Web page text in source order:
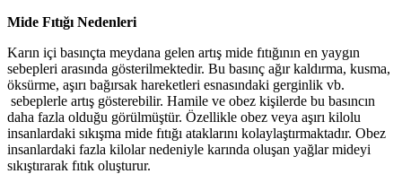
Mide Fıtığı Nedenleri
Karın içi basınçta meydana gelen artış mide fıtığının en yaygın
sebepleri arasında gösterilmektedir. Bu basınç ağır kaldırma, kusma,
öksürme, aşırı bağırsak hareketleri esnasındaki gerginlik vb.
sebeplerle artış gösterebilir. Hamile ve obez kişilerde bu basıncın
daha fazla olduğu görülmüştür. Özellikle obez veya aşırı kilolu
insanlardaki sıkışma mide fıtığı ataklarını kolaylaştırmaktadır. Obez
insanlardaki fazla kilolar nedeniyle karında oluşan yağlar mideyi
sıkıştırarak fıtık oluşturur.